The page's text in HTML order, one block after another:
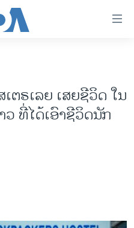
2024
ຕຣເລຍ ເສຍຊີວິດ ໃນ
ທີ່ໄດ້ເອົາຊີວິດນັກ